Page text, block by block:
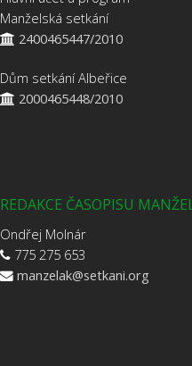
Manželská setkání
2400465447/2010
Dům setkání Albeřice
2000465448/2010
REDAKCE ČASOPISU
Ondřej Molnár
775 275 653
manzelak@setkani.org